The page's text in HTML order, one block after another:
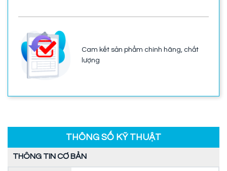
Cam kết sản phẩm chính hãng, chất
lượng
THÔNG SỐ KỸ THUẬT
THÔNG TIN CƠ BẢN